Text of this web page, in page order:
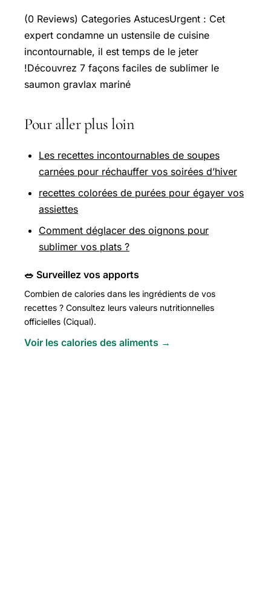
(0 Reviews) Categories AstucesUrgent : Cet
expert condamne un ustensile de cuisine
incontournable, il est temps de le jeter
!Découvrez 7 façons faciles de sublimer le
saumon gravlax mariné
Pour aller plus loin
Les recettes incontournables de soupes
carnées pour réchauffer vos soirées d’hiver
recettes colorées de purées pour égayer vos
assiettes
Comment déglacer des oignons pour
sublimer vos plats ?
🥗 Surveillez vos apports
Combien de calories dans les ingrédients de vos
recettes ? Consultez leurs valeurs nutritionnelles
officielles (Ciqual).
Voir les calories des aliments →